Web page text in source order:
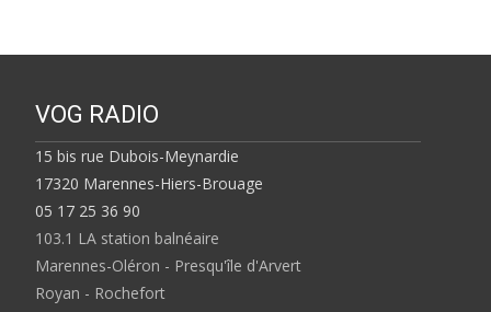
VOG RADIO
15 bis rue Dubois-Meynardie
17320 Marennes-Hiers-Brouage
05 17 25 36 90
103.1 LA station balnéaire
Marennes-Oléron - Presqu'île d'Arvert
Royan - Rochefort